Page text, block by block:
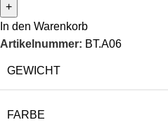
In den Warenkorb
Artikelnummer: BT.A06
GEWICHT
FARBE